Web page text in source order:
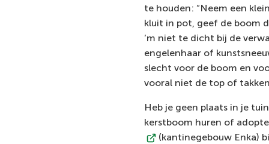
te houden: “Neem een
kluit in pot, geef de boom
‘m niet te dicht bij de
engelenhaar of
slecht voor de boom en
vooral niet de top of
Heb je geen plaats in je
kerstboom huren of
(kantinegebouw Enka)